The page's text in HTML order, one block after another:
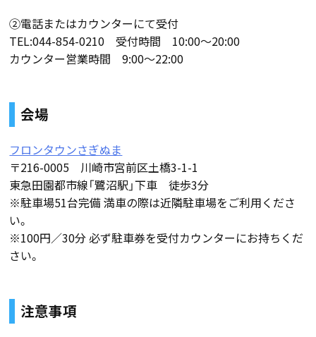
②電話またはカウンターにて受付
TEL:044-854-0210 受付時間 10:00～20:00
カウンター営業時間 9:00～22:00
会場
フロンタウンさぎぬま
〒216-0005 川崎市宮前区土橋3-1-1
東急田園都市線「鷺沼駅」下車 徒歩3分
※駐車場51台完備 満車の際は近隣駐車場をご利用くださ
い。
※100円／30分 必ず駐車券を受付カウンターにお持ちくだ
さい。
注意事項